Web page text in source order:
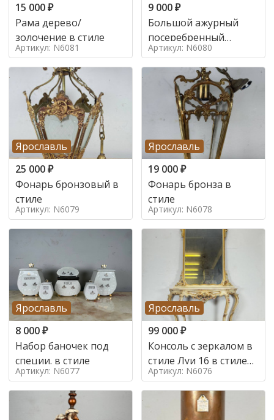
15 000₽
Рама дерево/
золочение в стиле
Артикул: N6081
9 000₽
Большой ажурный
посеребренный
поднос в стиле
Артикул: N6080
Ярославль
25 000₽
Фонарь бронзовый в
стиле
Артикул: N6079
Ярославль
19 000₽
Фонарь бронза в
стиле
Артикул: N6078
Ярославль
8 000₽
Набор баночек под
специи. в стиле
Артикул: N6077
Ярославль
99 000₽
Консоль с зеркалом в
стиле Луи 16 в стиле
Луи 16, Италия,
Артикул: N6076